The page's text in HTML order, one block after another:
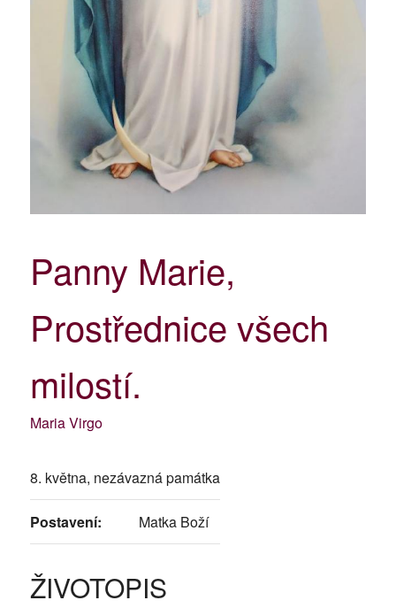
Panny Marie,
Prostřednice všech
milostí.
Maria Virgo
8. května, nezávazná památka
Postavení: Matka Boží
ŽIVOTOPIS